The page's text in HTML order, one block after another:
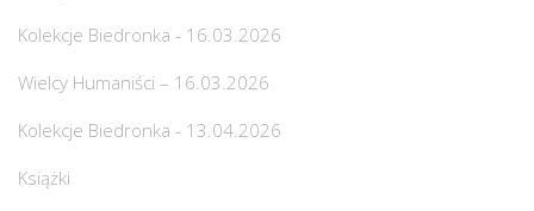
Kolekcje Biedronka - 16.03.2026
Wielcy Humaniści – 16.03.2026
Kolekcje Biedronka - 13.04.2026
Książki